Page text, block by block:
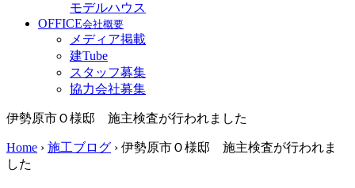
モデルハウス
OFFICE会社概要
メディア掲載
建Tube
スタッフ募集
協力会社募集
伊勢原市Ｏ様邸 施主検査が行われました
Home › 施工ブログ › 伊勢原市Ｏ様邸 施主検査が行われま
した